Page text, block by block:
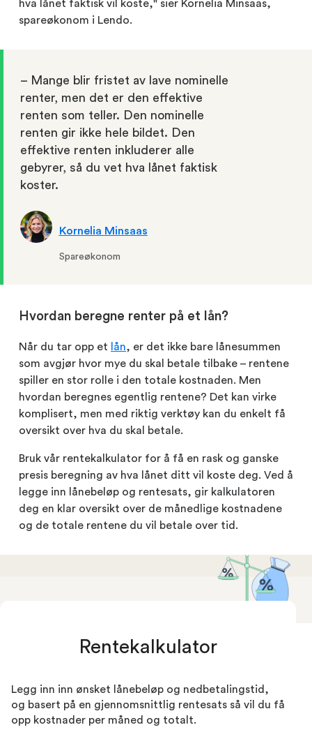
hva lånet faktisk vil koste," sier Kornelia Minsaas,
spareøkonom i Lendo.
– Mange blir fristet av lave nominelle
renter, men det er den effektive
renten som teller. Den nominelle
renten gir ikke hele bildet. Den
effektive renten inkluderer alle
gebyrer, så du vet hva lånet faktisk
koster.
Kornelia Minsaas
Spareøkonom
Hvordan beregne renter på et lån?
Når du tar opp et lån, er det ikke bare lånesummen
som avgjør hvor mye du skal betale tilbake – rentene
spiller en stor rolle i den totale kostnaden. Men
hvordan beregnes egentlig rentene? Det kan virke
komplisert, men med riktig verktøy kan du enkelt få
oversikt over hva du skal betale.
Bruk vår rentekalkulator for å få en rask og ganske
presis beregning av hva lånet ditt vil koste deg. Ved å
legge inn lånebeløp og rentesats, gir kalkulatoren
deg en klar oversikt over de månedlige kostnadene
og de totale rentene du vil betale over tid.
Rentekalkulator
Legg inn inn ønsket lånebeløp og nedbetalingstid,
og basert på en gjennomsnittlig rentesats så vil du få
opp kostnader per måned og totalt.